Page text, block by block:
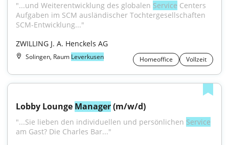
"...und Weiterentwicklung des globalen Service Centers
Aufgaben im SCM ausländischer Tochtergesellschaften
SCM-Entwicklung..."
ZWILLING J. A. Henckels AG
Solingen, Raum Leverkusen Homeoffice Vollzeit
Lobby Lounge Manager (m/w/d)
"...Sie lieben den individuellen und persönlichen Service
am Gast? Die Charles Bar..."